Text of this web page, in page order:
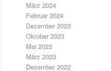
März 2024
Februar 2024
Dezember 2023
Oktober 2023
Mai 2023
März 2023
Dezember 2022